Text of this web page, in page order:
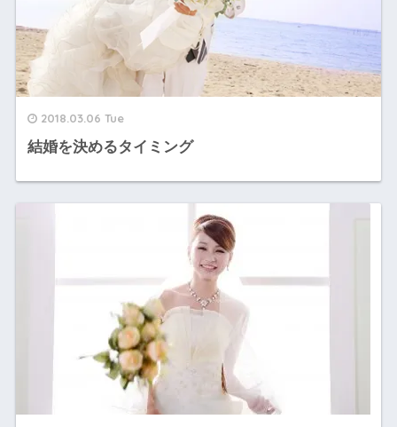
2018.03.06 Tue
結婚を決めるタイミング